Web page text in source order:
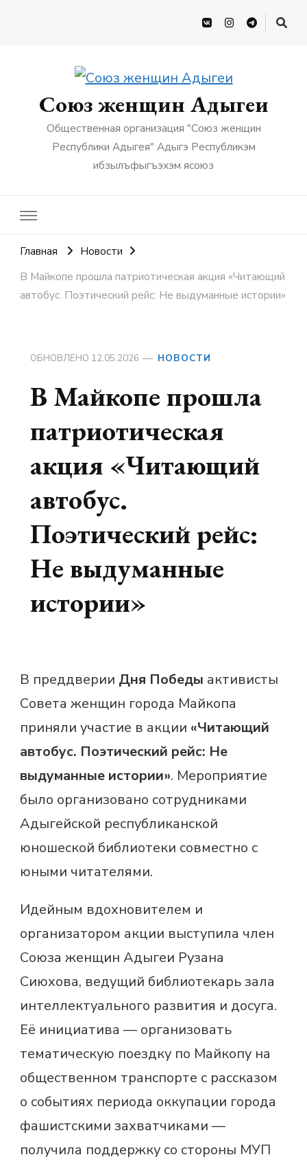
Союз женщин Адыгеи
Общественная организация "Союз женщин
Республики Адыгея" Адыгэ Республикэм
ибзылъфыгъэхэм ясоюз
Главная
Новости
В Майкопе прошла патриотическая акция «Читающий
автобус. Поэтический рейс: Не выдуманные истории»
ОБНОВЛЕНО 12.05.2026 НОВОСТИ
В Майкопе прошла
патриотическая
акция «Читающий
автобус.
Поэтический рейс:
Не выдуманные
истории»
В преддверии Дня Победы активисты
Совета женщин города Майкопа
приняли участие в акции «Читающий
автобус. Поэтический рейс: Не
выдуманные истории». Мероприятие
было организовано сотрудниками
Адыгейской республиканской
юношеской библиотеки совместно с
юными читателями.
Идейным вдохновителем и
организатором акции выступила член
Союза женщин Адыгеи Рузана
Сиюхова, ведущий библиотекарь зала
интеллектуального развития и досуга.
Её инициатива — организовать
тематическую поездку по Майкопу на
общественном транспорте с рассказом
о событиях периода оккупации города
фашистскими захватчиками —
получила поддержку со стороны МУП